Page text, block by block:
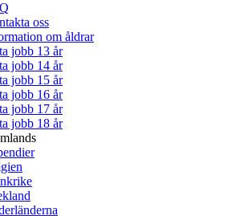
oss
om åldrar
jobb 13 år
jobb 14 år
jobb 15 år
jobb 16 år
jobb 17 år
jobb 18 år